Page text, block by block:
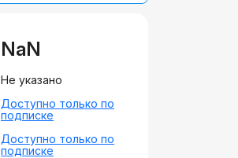
NaN
Не указано
Доступно только по
подписке
Доступно только по
подписке